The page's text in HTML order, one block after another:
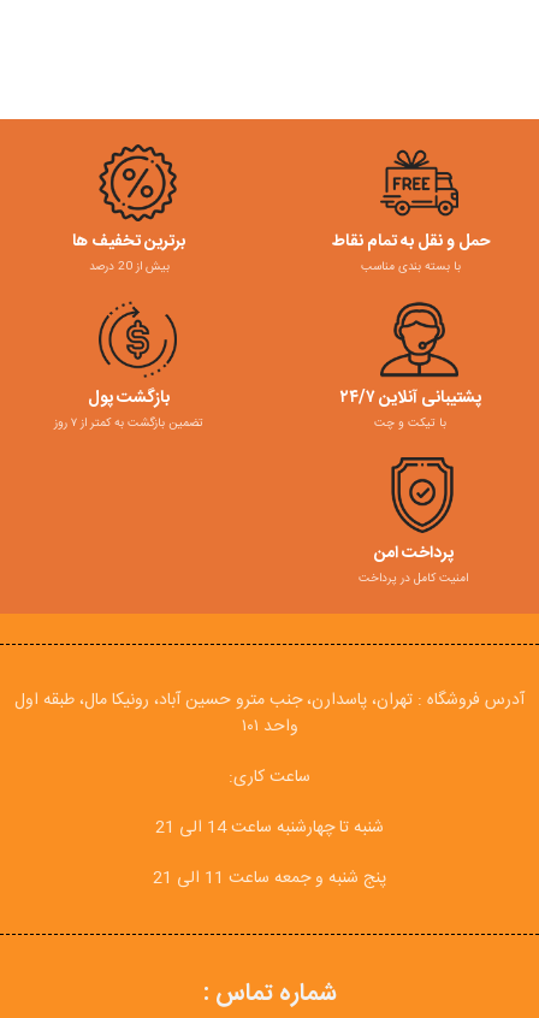
حمل و نقل به تمام نقاط
با بسته بندی مناسب
برترین تخفیف ها
بیش از 20 درصد
پشتیبانی آنلاین ۲۴/۷
با تیکت و چت
بازگشت پول
تضمین بازگشت به کمتر از ۷ روز
پرداخت امن
امنیت کامل در پرداخت
آدرس فروشگاه : تهران، پاسدارن، جنب مترو حسین آباد، رونیکا مال، طبقه اول
واحد ۱۰۱
ساعت کاری:
شنبه تا چهارشنبه ساعت 14 الی 21
پنج شنبه و جمعه ساعت 11 الی 21
شماره تماس :